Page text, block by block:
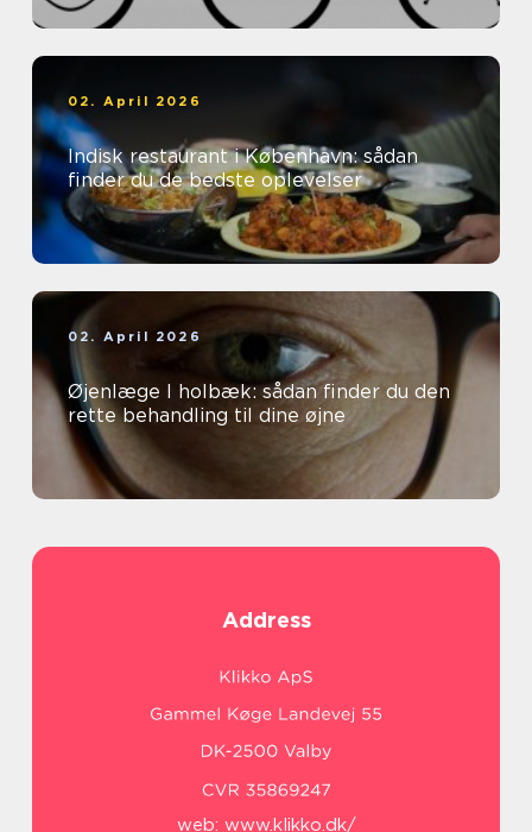
02. April 2026
Indisk restaurant i København: sådan
finder du de bedste oplevelser
02. April 2026
Øjenlæge I holbæk: sådan finder du den
rette behandling til dine øjne
Address
web: www.klikko.dk/